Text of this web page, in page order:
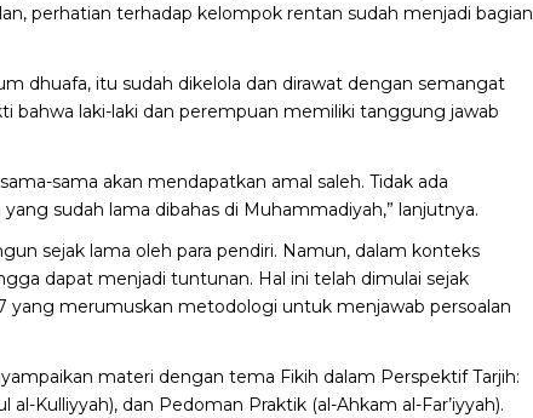
perhatian terhadap kelompok rentan sudah menjadi bagian
dhuafa, itu sudah dikelola dan dirawat dengan semangat
bahwa laki-laki dan perempuan memiliki tanggung jawab
sama akan mendapatkan amal saleh. Tidak ada
sudah lama dibahas di Muhammadiyah,” lanjutnya.
sejak lama oleh para pendiri. Namun, dalam konteks
dapat menjadi tuntunan. Hal ini telah dimulai sejak
yang merumuskan metodologi untuk menjawab persoalan
materi dengan tema Fikih dalam Perspektif Tarjih:
al-Kulliyyah), dan Pedoman Praktik (al-Ahkam al-Far’iyyah).